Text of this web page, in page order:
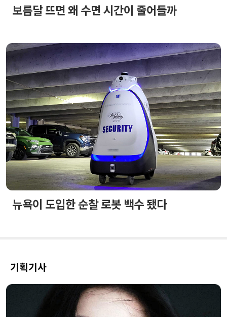
보름달 뜨면 왜 수면 시간이 줄어들까
뉴욕이 도입한 순찰 로봇 백수 됐다
기획기사